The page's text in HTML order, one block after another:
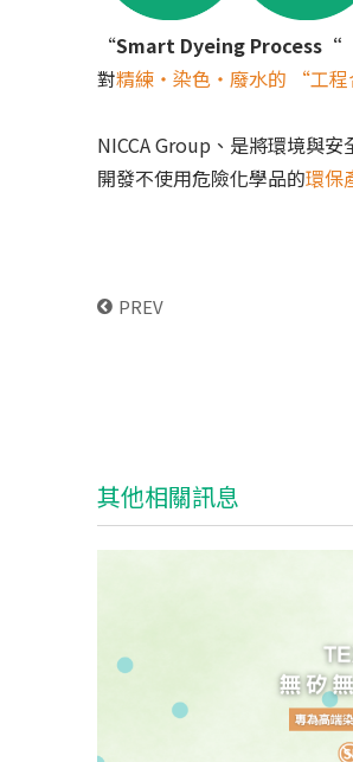
“Smart Dyeing Process“
對精練・染色・廢水的 “工程
NICCA Group、是將環境與安
開發不使用危險化學品的環保
點
PREV
其他相關訊息